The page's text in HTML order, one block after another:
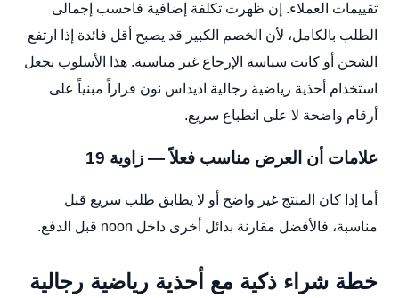
تقييمات العملاء. إن ظهرت تكلفة إضافية فاحسب إجمالى
الطلب بالكامل، لأن الخصم الكبير قد يصبح أقل فائدة إذا ارتفع
الشحن أو كانت سياسة الإرجاع غير مناسبة. هذا الأسلوب يجعل
استخدام أحذية رياضية رجالية اديداس نون قراراً مبنياً على
أرقام واضحة لا على انطباع سريع.
علامات أن العرض مناسب فعلاً — زاوية 19
أما إذا كان المنتج غير واضح أو لا يطابق طلب سريع قبل
مناسبة، فالأفضل مقارنة بدائل أخرى داخل noon قبل الدفع.
خطة شراء ذكية مع أحذية رياضية رجالية